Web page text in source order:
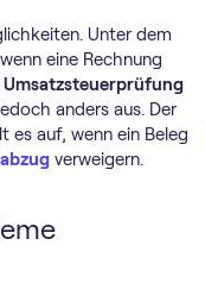
Unter dem
eine Rechnung
Umsatzsteuerprüfung
anders aus. Der
es auf, wenn ein Beleg
verweigern.